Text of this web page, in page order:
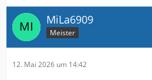
MiLa6909
Meister
12. Mai 2026 um 14:42